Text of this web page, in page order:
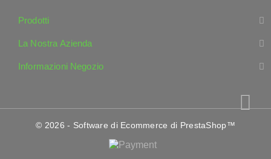
Prodotti
La Nostra Azienda
Informazioni Negozio
© 2026 - Software di Ecommerce di PrestaShop™